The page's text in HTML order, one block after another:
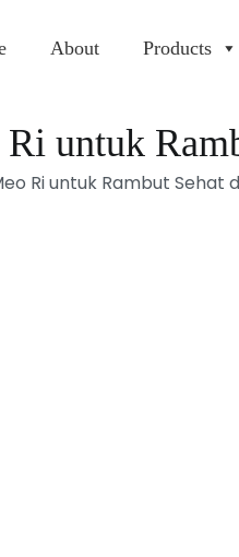
About Products
untuk
Ri untuk Rambut Sehat